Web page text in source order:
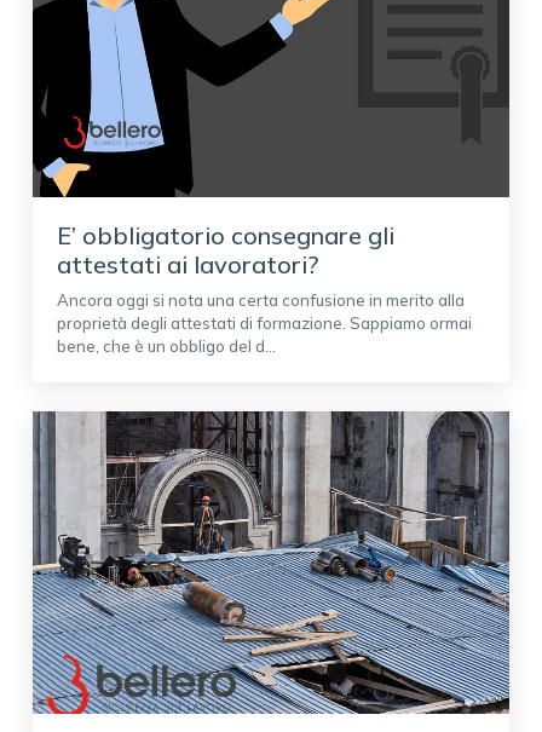
E’ obbligatorio consegnare gli
attestati ai lavoratori?
Ancora oggi si nota una certa confusione in merito alla
proprietà degli attestati di formazione. Sappiamo ormai
bene, che è un obbligo del d...